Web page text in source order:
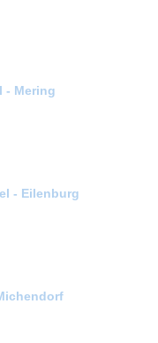
- Mering
- Eilenburg